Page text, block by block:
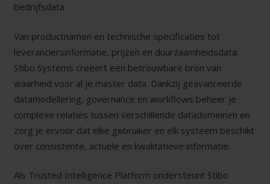
bedrijfsdata.
Van productnamen en technische specificaties tot
leveranciersinformatie, prijzen en duurzaamheidsdata:
Stibo Systems creëert een betrouwbare bron van
waarheid voor al je master data. Dankzij geavanceerde
datamodellering, governance en workflows beheer je
complexe relaties tussen verschillende datadomeinen en
zorg je ervoor dat elke gebruiker en elk systeem beschikt
over consistente, actuele en kwalitatieve informatie.
Als Trusted Intelligence Platform ondersteunt Stibo